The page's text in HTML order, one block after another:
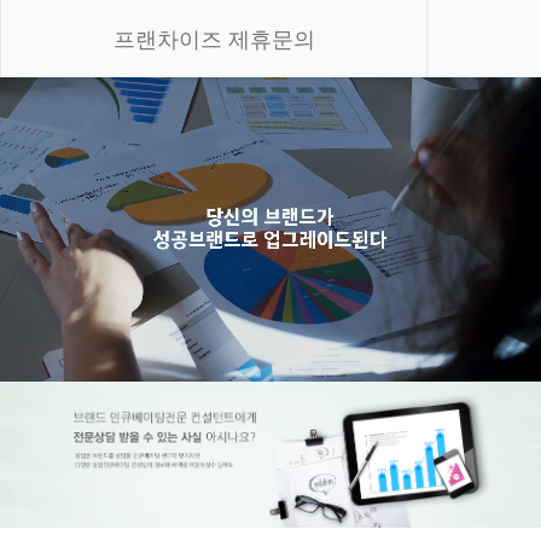
프랜차이즈 제휴문의